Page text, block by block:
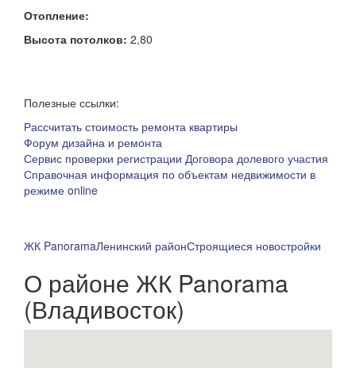
Отопление:
Высота потолков: 2,80
Полезные ссылки:
Рассчитать стоимость ремонта квартиры
Форум дизайна и ремонта
Сервис проверки регистрации Договора долевого участия
Справочная информация по объектам недвижимости в
режиме online
ЖК PanoramaЛенинский районСтроящиеся новостройки
О районе ЖК Panorama
(Владивосток)